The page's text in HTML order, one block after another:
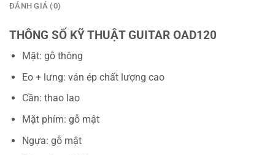
ĐÁNH GIÁ (0)
THÔNG SỐ KỸ THUẬT GUITAR OAD120
Mặt: gỗ thông
Eo + lưng: ván ép chất lượng cao
Cần: thao lao
Mặt phím: gỗ mật
Ngựa: gỗ mật